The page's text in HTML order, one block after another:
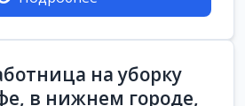
на уборку
в нижнем городе,